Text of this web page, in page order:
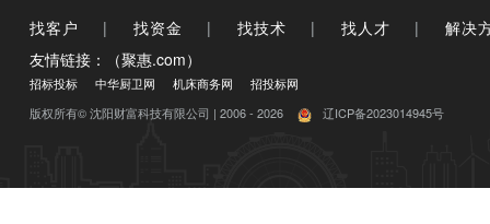
找客户 | 找资金 | 找技术 | 找人才 |
解决
友情链接：（聚惠.com）
招标投标 中华厨卫网 机床商务网
招投标网
版权所有© 沈阳财富科技有限公司 | 2006 - 2026
辽ICP备2023014945号